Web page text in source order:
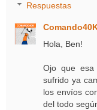
Respuestas
Hola, Ben!
Ojo que
sufrido ya
los envíos
del todo